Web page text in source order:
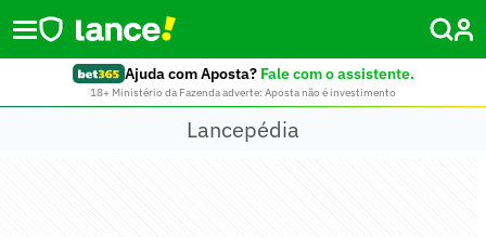
Ajuda com Aposta? Fale com o assistente.
18+ Ministério da Fazenda adverte: Aposta não é investimento
Lancepédia